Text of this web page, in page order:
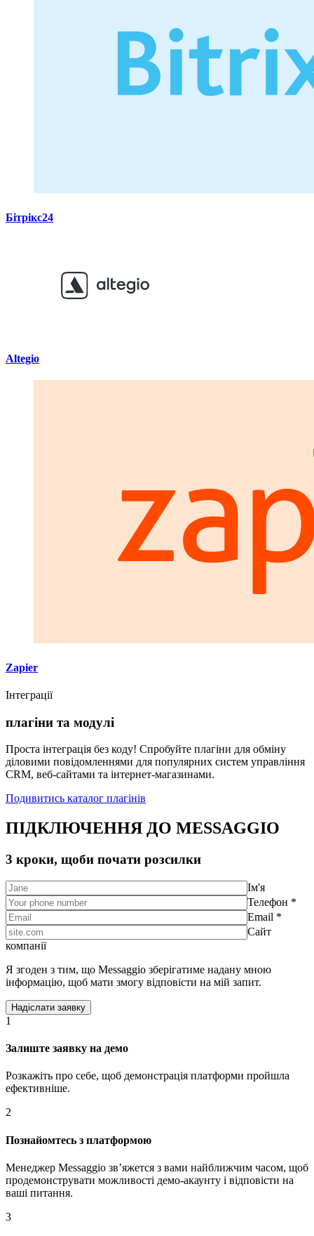
Бітрікс24
Altegio
Zapier
Інтеграції
плагіни та модулі
Проста інтеграція без коду! Спробуйте плагіни для обміну
діловими повідомленнями для популярних систем управління
CRM, веб-сайтами та інтернет-магазинами.
Подивитись каталог плагінів
ПІДКЛЮЧЕННЯ ДО MESSAGGIO
3 кроки, щоби почати розсилки
Ім'я
Телефон *
Email *
Сайт
компанії
Я згоден з тим, що Messaggio зберігатиме надану мною
інформацію, щоб мати змогу відповісти на мій запит.
1
Залиште заявку на демо
Розкажіть про себе, щоб демонстрація платформи пройшла
ефективніше.
2
Познайомтесь з платформою
Менеджер Messaggio звʼяжется з вами найближчим часом, щоб
продемонструвати можливості демо-акаунту і відповісти на
ваші питання.
3